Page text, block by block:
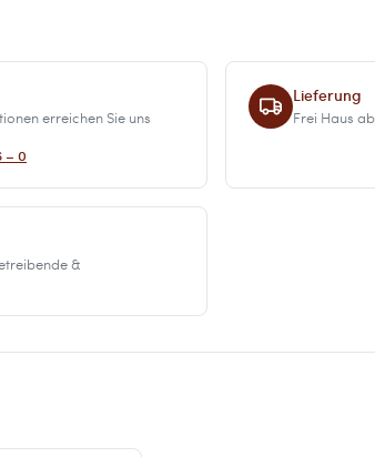
erreichen Sie uns
– 0
Lieferung
Frei Haus
&